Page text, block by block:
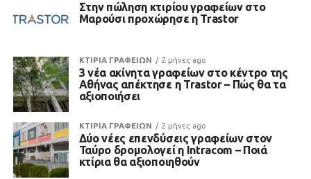
Στην πώληση κτιρίου γραφείων στο
Μαρούσι προχώρησε η Trastor
ΚΤΙΡΙΑ ΓΡΑΦΕΙΩΝ 2 μήνες ago
3 νέα ακίνητα γραφείων στο κέντρο της
Αθήνας απέκτησε η Trastor – Πώς θα τα
αξιοποιήσει
ΚΤΙΡΙΑ ΓΡΑΦΕΙΩΝ 2 μήνες ago
Δύο νέες επενδύσεις γραφείων στον
Ταύρο δρομολογεί η Intracom – Ποιά
κτίρια θα αξιοποιηθούν